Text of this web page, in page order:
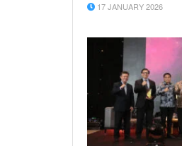
17 JANUARY 2026